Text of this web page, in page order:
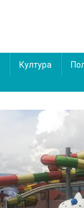
Култура